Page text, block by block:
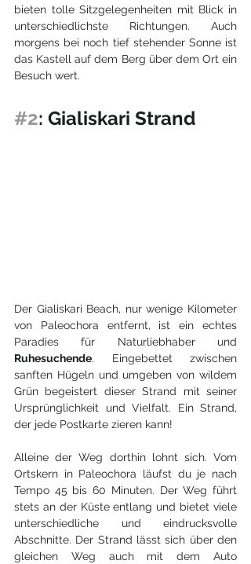
bieten tolle Sitzgelegenheiten mit Blick in
unterschiedlichste Richtungen. Auch
morgens bei noch tief stehender Sonne ist
das Kastell auf dem Berg über dem Ort ein
Besuch wert.
#2: Gialiskari Strand
Der Gialiskari Beach, nur wenige Kilometer
von Paleochora entfernt, ist ein echtes
Ruhesuchende. Eingebettet zwischen
sanften Hügeln und umgeben von wildem
Grün begeistert dieser Strand mit seiner
Ursprünglichkeit und Vielfalt. Ein Strand,
der jede Postkarte zieren kann!
Alleine der Weg dorthin lohnt sich. Vom
Ortskern in Paleochora läufst du je nach
Tempo 45 bis 60 Minuten. Der Weg führt
stets an der Küste entlang und bietet viele
unterschiedliche und eindrucksvolle
Abschnitte. Der Strand lässt sich über den
gleichen Weg auch mit dem Auto